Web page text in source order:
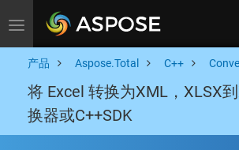
Toggle navigation
产品 Aspose.Total C++
将 Excel 转换为XML，XLSX
换器或C++SDK